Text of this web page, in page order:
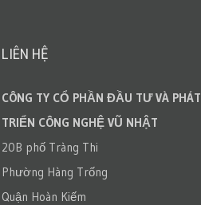
LIÊN HỆ
CÔNG TY CỔ PHẦN ĐẦU TƯ VÀ PHÁT
TRIỂN CÔNG NGHỆ VŨ NHẬT
20B phố Tràng Thi
Phường Hàng Trống
Quận Hoàn Kiếm